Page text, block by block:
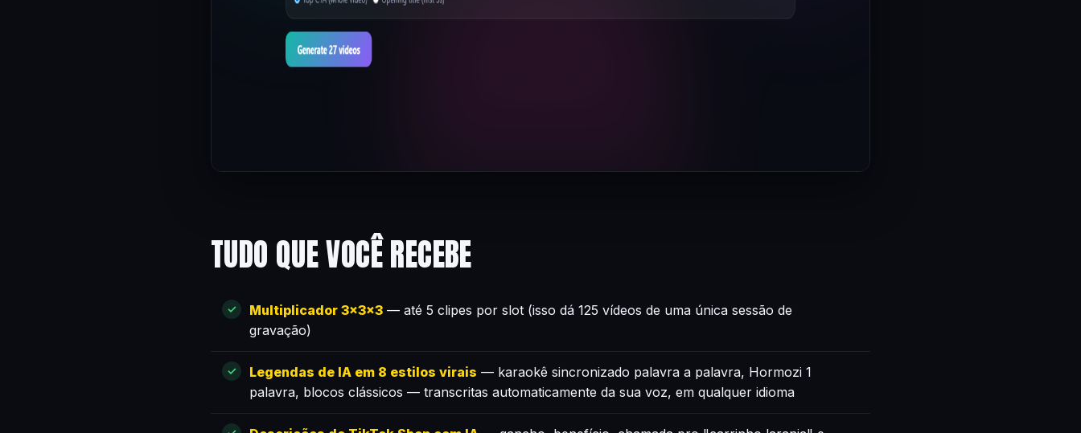
TUDO QUE VOCÊ RECEBE
Multiplicador 3×3×3 — até 5 clipes por slot (isso dá 125 vídeos de uma única sessão de
gravação)
Legendas de IA em 8 estilos virais — karaokê sincronizado palavra a palavra, Hormozi 1
palavra, blocos clássicos — transcritas automaticamente da sua voz, em qualquer idioma